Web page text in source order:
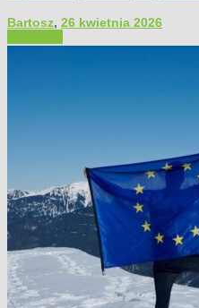
Bartosz, 26 kwietnia 2026